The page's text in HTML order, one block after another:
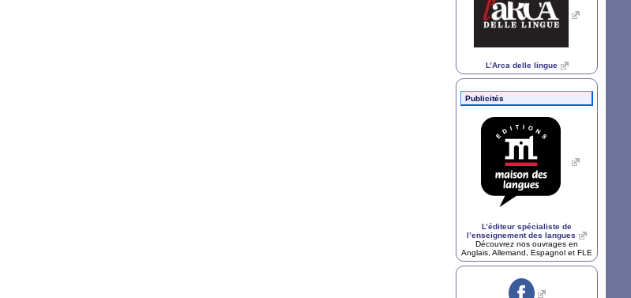
L’Arca delle lingue
Publicités
L’éditeur spécialiste de
l’enseignement des langues
Découvrez nos ouvrages en
Anglais, Allemand, Espagnol et FLE